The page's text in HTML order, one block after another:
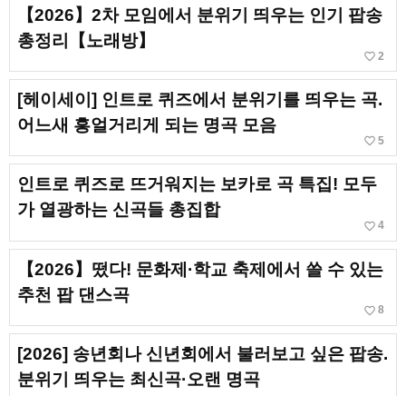
【2026】2차 모임에서 분위기 띄우는 인기 팝송
총정리【노래방】
favorite_border 2
[헤이세이] 인트로 퀴즈에서 분위기를 띄우는 곡.
어느새 흥얼거리게 되는 명곡 모음
favorite_border 5
인트로 퀴즈로 뜨거워지는 보카로 곡 특집! 모두
가 열광하는 신곡들 총집합
favorite_border 4
【2026】떴다! 문화제·학교 축제에서 쓸 수 있는
추천 팝 댄스곡
favorite_border 8
[2026] 송년회나 신년회에서 불러보고 싶은 팝송.
분위기 띄우는 최신곡·오랜 명곡